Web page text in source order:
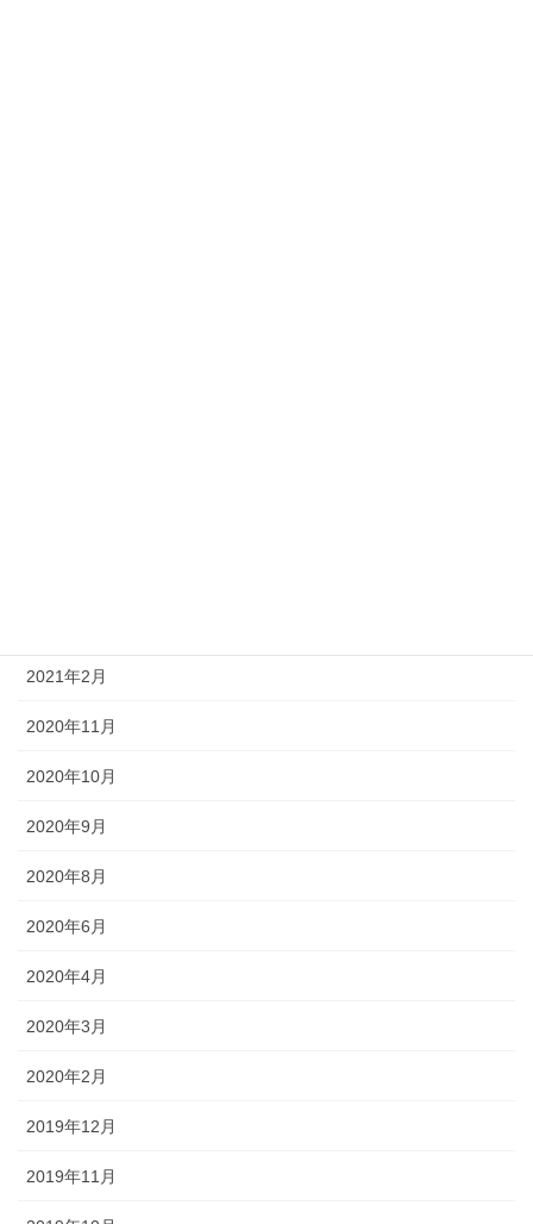
2021年2月
2020年11月
2020年10月
2020年9月
2020年8月
2020年6月
2020年4月
2020年3月
2020年2月
2019年12月
2019年11月